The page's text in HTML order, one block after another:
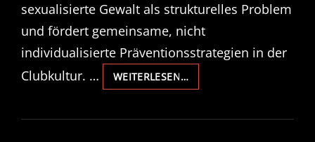
sexualisierte Gewalt als strukturelles Problem
und fördert gemeinsame, nicht
individualisierte Präventionsstrategien in der
Clubkultur. …
WEITERLESEN…AWARENESS
DAYS
–